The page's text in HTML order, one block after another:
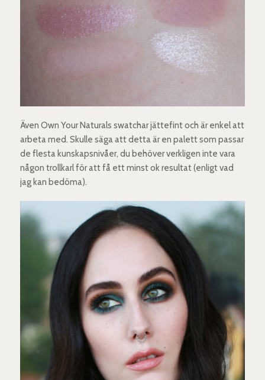
Även Own Your Naturals swatchar jättefint och är enkel att
arbeta med. Skulle säga att detta är en palett som passar
de flesta kunskapsnivåer, du behöver verkligen inte vara
någon trollkarl för att få ett minst ok resultat (enligt vad
jag kan bedöma).